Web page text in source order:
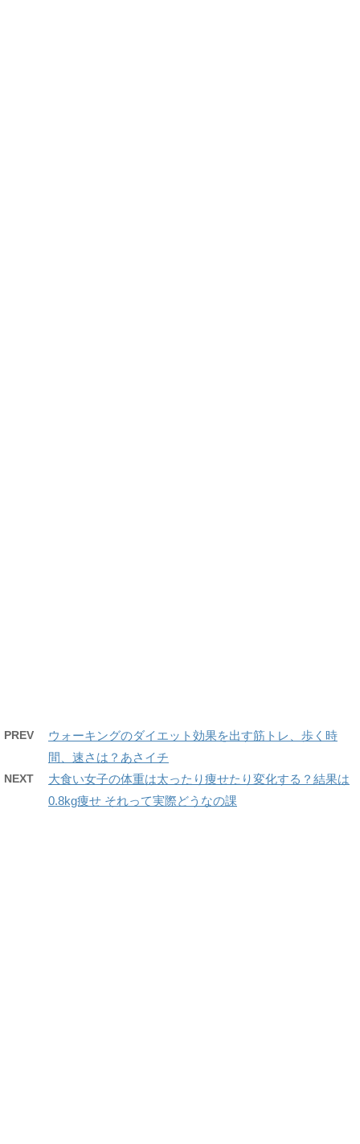
PREV
ウォーキングのダイエット効果を出す筋トレ、歩く時
間、速さは？あさイチ
NEXT
大食い女子の体重は太ったり痩せたり変化する？結果は
0.8kg痩せ それって実際どうなの課